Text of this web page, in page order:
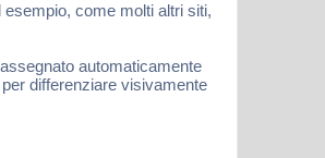
come molti altri siti,
automaticamente
differenziare visivamente